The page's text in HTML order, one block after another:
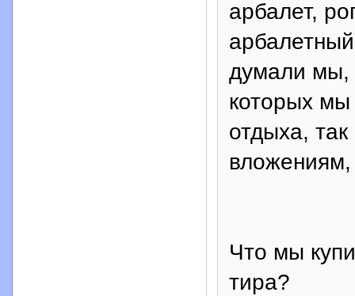
арбалет,
думали мы,
которых
отдыха,
вложениям,
Что мы
тира?